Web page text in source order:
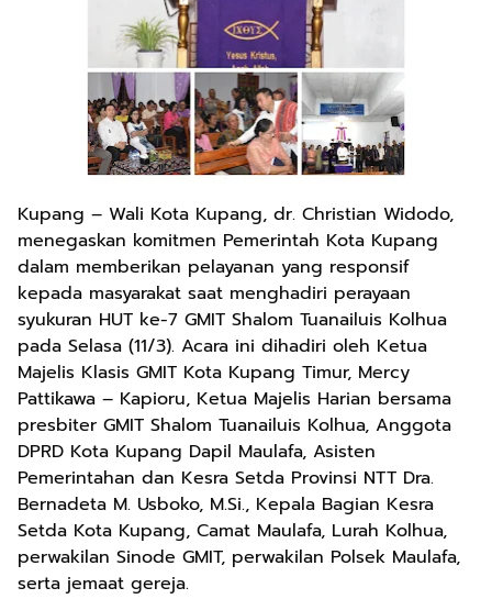
Kupang – Wali Kota Kupang, dr. Christian Widodo,
menegaskan komitmen Pemerintah Kota Kupang
dalam memberikan pelayanan yang responsif
kepada masyarakat saat menghadiri perayaan
syukuran HUT ke-7 GMIT Shalom Tuanailuis Kolhua
pada Selasa (11/3). Acara ini dihadiri oleh Ketua
Majelis Klasis GMIT Kota Kupang Timur, Mercy
Pattikawa – Kapioru, Ketua Majelis Harian bersama
presbiter GMIT Shalom Tuanailuis Kolhua, Anggota
DPRD Kota Kupang Dapil Maulafa, Asisten
Pemerintahan dan Kesra Setda Provinsi NTT Dra.
Bernadeta M. Usboko, M.Si., Kepala Bagian Kesra
Setda Kota Kupang, Camat Maulafa, Lurah Kolhua,
perwakilan Sinode GMIT, perwakilan Polsek Maulafa,
serta jemaat gereja.